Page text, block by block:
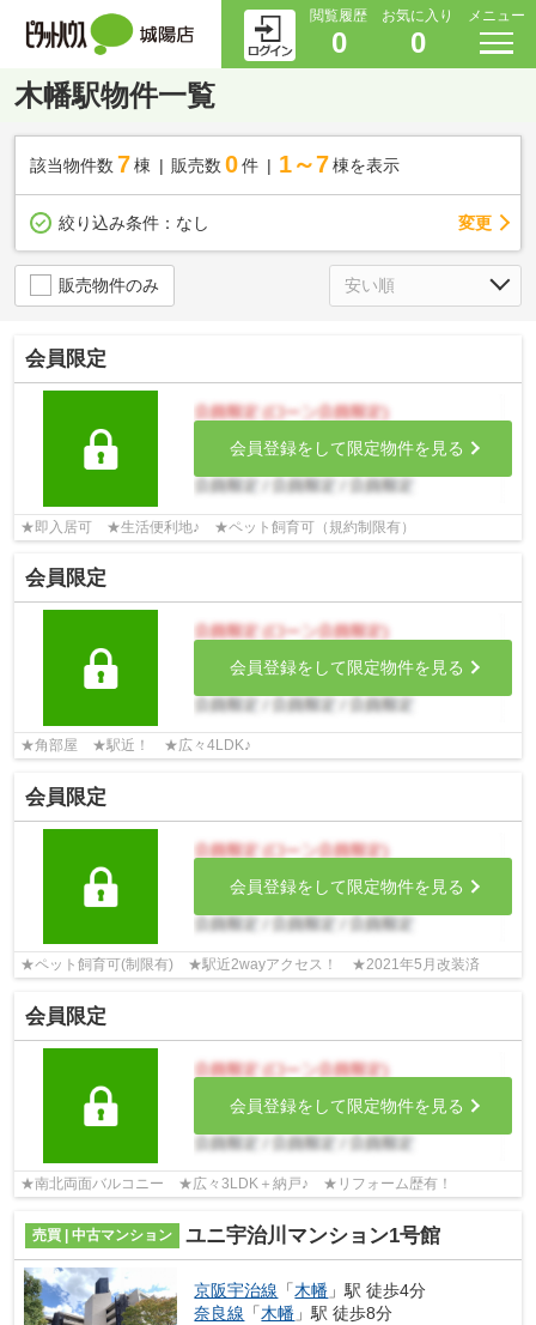
閲覧履歴
0
お気に入り
0
メニュー
木幡駅物件一覧
該当物件数 7棟 販売数 0 件 1～7 棟を表示
絞り込み条件： なし 変更
販売物件のみ
会員限定
会員登録をして限定物件を見る
★即入居可 ★生活便利地♪ ★ペット飼育可（規約制限有）
会員限定
会員登録をして限定物件を見る
★角部屋 ★駅近！ ★広々4LDK♪
会員限定
会員登録をして限定物件を見る
★ペット飼育可(制限有) ★駅近2wayアクセス！ ★2021年5月改装済
会員限定
会員登録をして限定物件を見る
★南北両面バルコニー ★広々3LDK＋納戸♪ ★リフォーム歴有！
売買 | 中古マンション ユニ宇治川マンション1号館
京阪宇治線 「木幡 」駅 徒歩4分
奈良線 「木幡 」駅 徒歩8分